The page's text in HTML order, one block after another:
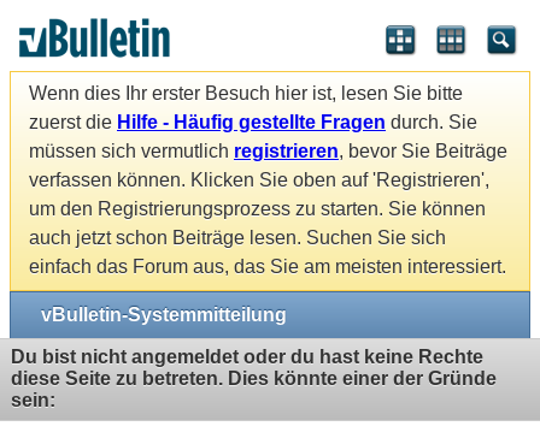
Wenn dies Ihr erster Besuch hier ist, lesen Sie bitte
zuerst die Hilfe - Häufig gestellte Fragen durch. Sie
müssen sich vermutlich registrieren, bevor Sie Beiträge
verfassen können. Klicken Sie oben auf 'Registrieren',
um den Registrierungsprozess zu starten. Sie können
auch jetzt schon Beiträge lesen. Suchen Sie sich
einfach das Forum aus, das Sie am meisten interessiert.
vBulletin-Systemmitteilung
Du bist nicht angemeldet oder du hast keine Rechte
diese Seite zu betreten. Dies könnte einer der Gründe
sein: